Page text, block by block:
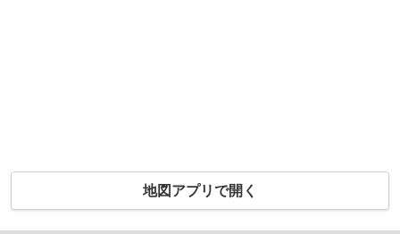
地図アプリで開く